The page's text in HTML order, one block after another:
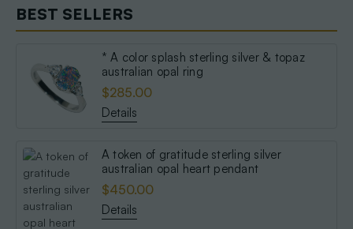
BEST SELLERS
* A color splash sterling silver & topaz
australian opal ring
$285.00
Details
A token of gratitude sterling silver
australian opal heart pendant
$450.00
Details